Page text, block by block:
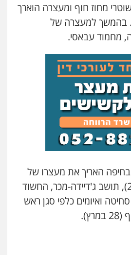
– משרד עורכי דין
פשיעה כלכלית צווארון לבן
אבו שעירה – משרד עורכי דין
בטחוני צבאי נזיקין
גונן
פשע חמור תעבורה צבא
– משרד עורך דין פלילי
פשיעה חמורה סמים מעצרים
מחוז חוף ומעצרה הוארך
ב-28 במרץ. בהמשך למעצרה של
מחמוד עבאסי.
האריך את מעצרו של
(28), תושב ג'דיידה-מכר, החשוד
ואיומים כלפי סגן ראש